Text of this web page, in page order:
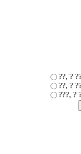
??, ?
??, ?
???, ?